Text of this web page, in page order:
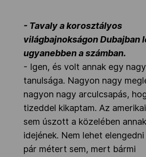
- Tavaly a korosztályos
világbajnokságon Dubajban
ugyanebben a számban.
- Igen, és volt annak egy
tanulsága. Nagyon nagy
nagyon nagy arculcsapás,
tizeddel kikaptam. Az
sem úszott a közelében
idejének. Nem lehet
pár métert sem, mert bármi